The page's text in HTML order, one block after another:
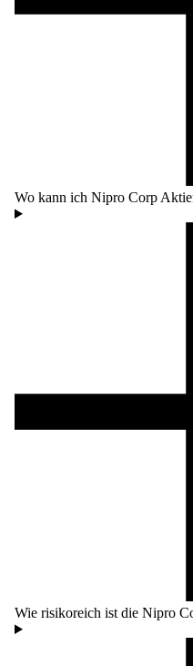
Wo kann ich Nipro Corp
Wie risikoreich ist die Nipro